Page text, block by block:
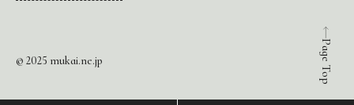
Page Top
© 2025 mukai.ne.jp